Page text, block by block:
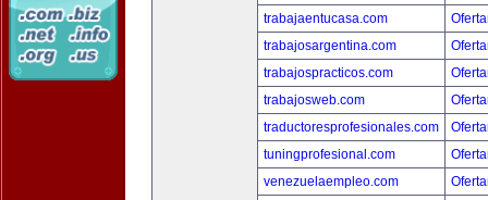
trabajaentucasa.com
trabajosargentina.com
trabajospracticos.com
trabajosweb.com
traductoresprofesionales.com
tuningprofesional.com
venezuelaempleo.com